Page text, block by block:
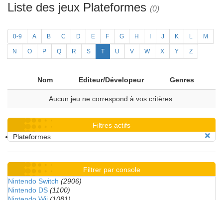
Liste des jeux Plateformes (0)
0-9 A B C D E F G H J K L M
N O P Q R S T U V W X Y Z
Nom Editeur/Dévelopeur Genres
Aucun jeu ne correspond à vos critères.
Filtres actifs
Plateformes
Filtrer par console
Nintendo Switch (2906)
Nintendo DS (1100)